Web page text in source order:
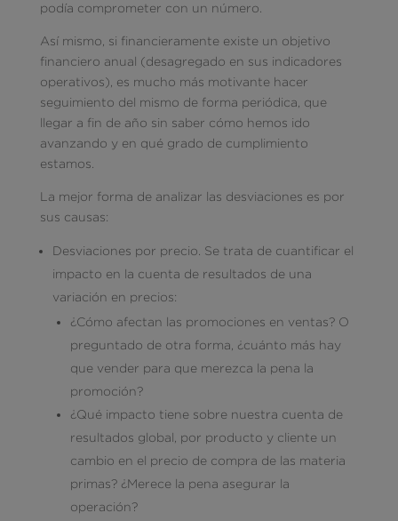
podía comprometer con un número.
Así mismo, si financieramente existe un objetivo
financiero anual (desagregado en sus indicadores
operativos), es mucho más motivante hacer
seguimiento del mismo de forma periódica, que
llegar a fin de año sin saber cómo hemos ido
avanzando y en qué grado de cumplimiento
estamos.
La mejor forma de analizar las desviaciones es por
sus causas:
Desviaciones por precio. Se trata de cuantificar el
impacto en la cuenta de resultados de una
variación en precios:
¿Cómo afectan las promociones en ventas? O
preguntado de otra forma, ¿cuánto más hay
que vender para que merezca la pena la
promoción?
¿Qué impacto tiene sobre nuestra cuenta de
resultados global, por producto y cliente un
cambio en el precio de compra de las materia
primas? ¿Merece la pena asegurar la
operación?